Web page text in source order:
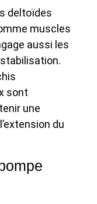
deltoïdes
muscles
aussi les
sont
une
du